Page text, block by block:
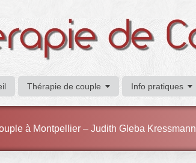
Thérapie de couple Info pratiques
à Montpellier – Judith Gleba Kressmann